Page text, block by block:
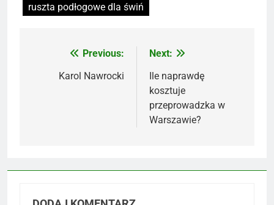
ruszta podłogowe dla świń
Nawigacja
wpisu
Previous:
Karol Nawrocki
Next:
Ile naprawdę
kosztuje
przeprowadzka w
Warszawie?